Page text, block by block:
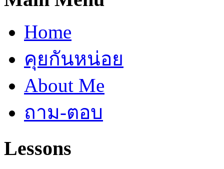
Home
คุยกันหน่อย
About Me
ถาม-ตอบ
Lessons